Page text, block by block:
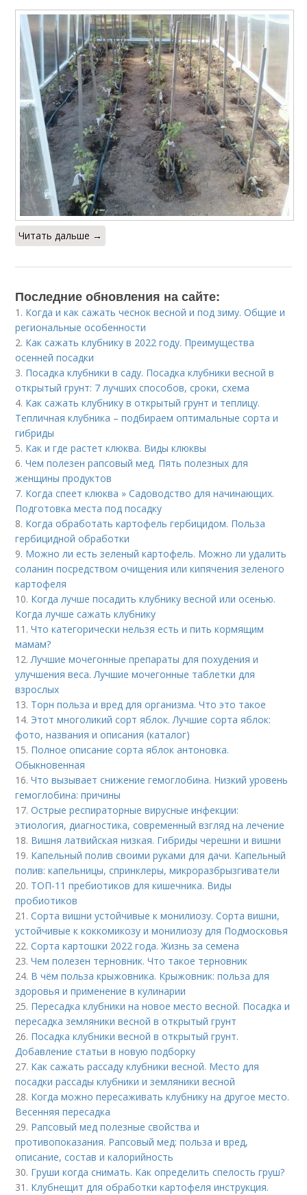
Читать дальше →
Последние обновления на сайте:
1. Когда и как сажать чеснок весной и под зиму. Общие и
региональные особенности
2. Как сажать клубнику в 2022 году. Преимущества
осенней посадки
3. Посадка клубники в саду. Посадка клубники весной в
открытый грунт: 7 лучших способов, сроки, схема
4. Как сажать клубнику в открытый грунт и теплицу.
Тепличная клубника – подбираем оптимальные сорта и
гибриды
5. Как и где растет клюква. Виды клюквы
6.Чем полезен рапсовый мед. Пять полезных для
женщины продуктов
7. Когда спеет клюква » Садоводство для начинающих.
Подготовка места под посадку
8. Когда обработать картофель гербицидом. Польза
гербицидной обработки
9. Можно ли есть зеленый картофель. Можно ли удалить
соланин посредством очищения или кипячения зеленого
картофеля
10. Когда лучше посадить клубнику весной или осенью.
Когда лучше сажать клубнику
11.Что категорически нельзя есть и пить кормящим
мамам?
12.Лучшие мочегонные препараты для похудения и
улучшения веса. Лучшие мочегонные таблетки для
взрослых
13. Торн польза и вред для организма. Что это такое
14. Этот многоликий сорт яблок. Лучшие сорта яблок:
фото, названия и описания (каталог)
15. Полное описание сорта яблок антоновка.
Обыкновенная
16.Что вызывает снижение гемоглобина. Низкий уровень
гемоглобина: причины
17.Острые респираторные вирусные инфекции:
этиология, диагностика, современный взгляд на лечение
18. Вишня латвийская низкая. Гибриды черешни и вишни
19. Капельный полив своими руками для дачи. Капельный
полив: капельницы, спринклеры, микроразбрызгиватели
20. ТОП-11 пребиотиков для кишечника. Виды
пробиотиков
21.Сорта вишни устойчивые к монилиозу. Сорта вишни,
устойчивые к коккомикозу и монилиозу для Подмосковья
22.Сорта картошки 2022 года. Жизнь за семена
23.Чем полезен терновник. Что такое терновник
24. В чём польза крыжовника. Крыжовник: польза для
здоровья и применение в кулинарии
25. Пересадка клубники на новое место весной. Посадка и
пересадка земляники весной в открытый грунт
26. Посадка клубники весной в открытый грунт.
Добавление статьи в новую подборку
27. Как сажать рассаду клубники весной. Место для
посадки рассады клубники и земляники весной
28. Когда можно пересаживать клубнику на другое место.
Весенняя пересадка
29. Рапсовый мед полезные свойства и
противопоказания. Рапсовый мед: польза и вред,
описание, состав и калорийность
30. Груши когда снимать. Как определить спелость груш?
31. Клубнещит для обработки картофеля инструкция.